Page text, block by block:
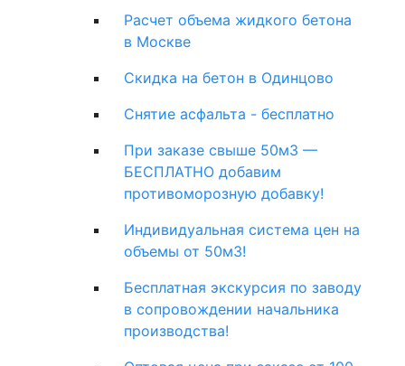
Расчет объема жидкого бетона
в Москве
Скидка на бетон в Одинцово
Снятие асфальта - бесплатно
При заказе свыше 50м3 —
БЕСПЛАТНО добавим
противоморозную добавку!
Индивидуальная система цен на
объемы от 50м3!
Бесплатная экскурсия по заводу
в сопровождении начальника
производства!